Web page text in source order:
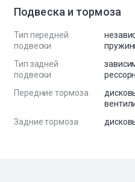
Подвеска и тормоза
Тип передней
подвески
Тип задней
подвески
Передние тормоза
Задние тормоза